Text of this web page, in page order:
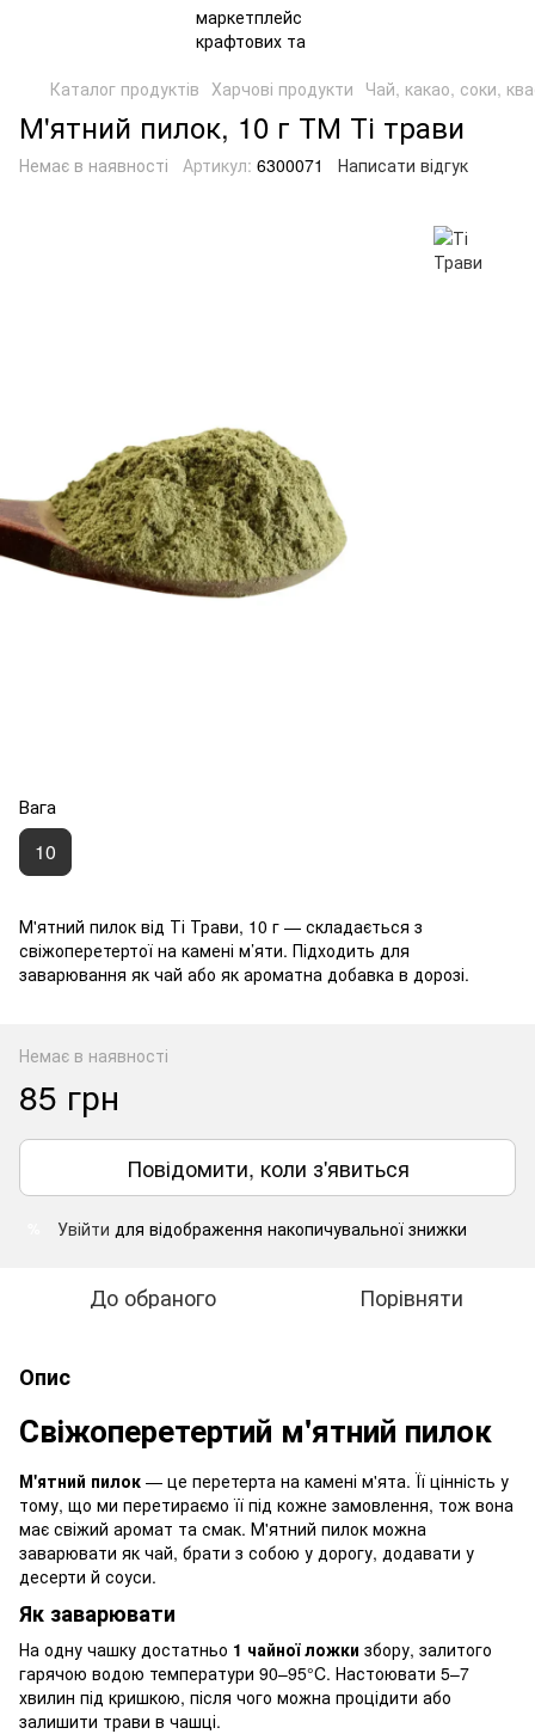
Каталог продуктів Харчові продукти Чай, какао, соки,
М'ятний пилок, 10 г ТМ Ті трави
Немає в наявності Артикул: 6300071 Написати відгук
Вага
10
М'ятний пилок від Ті Трави, 10 г — складається з
свіжоперетертої на камені м’яти. Підходить для
заварювання як чай або як ароматна добавка в дорозі.
Немає в наявності
85 грн
Повідомити, коли з'явиться
Увійти для відображення накопичувальної знижки
До обраного Порівняти
Опис
Свіжоперетертий м'ятний пилок
М'ятний пилок — це перетерта на камені м'ята. Її цінність у
тому, що ми перетираємо її під кожне замовлення, тож вона
має свіжий аромат та смак. М'ятний пилок можна
заварювати як чай, брати з собою у дорогу, додавати у
десерти й соуси.
Як заварювати
На одну чашку достатньо 1 чайної ложки збору, залитого
гарячою водою температури 90–95°C. Настоювати 5–7
хвилин під кришкою, після чого можна процідити або
залишити трави в чашці.